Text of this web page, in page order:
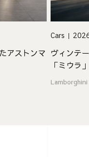
アストンマ
Cars
ヴィンテ
「ミウラ
Lamborghini